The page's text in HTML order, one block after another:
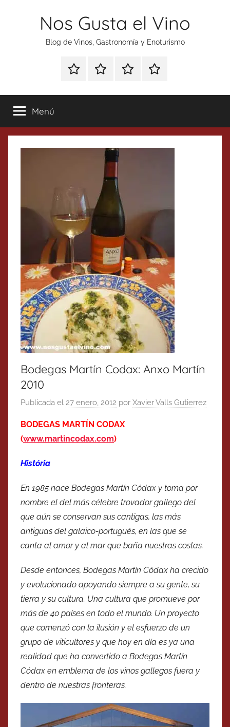
Nos Gusta el Vino
Blog de Vinos, Gastronomía y Enoturismo
Especial
Tonics
Enoturismo
Gastronomía
RankingContacto
Menú
Bodegas Martín Codax: Anxo Martín
2010
Publicada el 27 enero, 2012 por Xavier Valls Gutierrez
BODEGAS MARTÍN CODAX
(www.martincodax.com)
História
En 1985 nace Bodegas Martín Códax y toma por
nombre el del más célebre trovador gallego del
que aún se conservan sus cantigas, las más
antiguas del galaico-portugués, en las que se
canta al amor y al mar que baña nuestras costas.
Desde entonces, Bodegas Martín Códax ha crecido
y evolucionado apoyando siempre a su gente, su
tierra y su cultura. Una cultura que promueve por
más de 40 países en todo el mundo. Un proyecto
que comenzó con la ilusión y el esfuerzo de un
grupo de viticultores y que hoy en día es ya una
realidad que ha convertido a Bodegas Martín
Códax en emblema de los vinos gallegos fuera y
dentro de nuestras fronteras.